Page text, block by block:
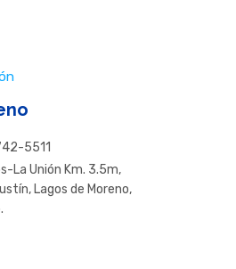
5511
La Unión Km. 3.5m,
Lagos de Moreno,